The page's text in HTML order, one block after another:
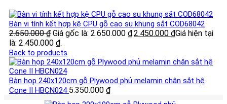
Bàn vi tính kết hợp kệ CPU gỗ cao su khung sắt COD68042
2.650.000₫ Giá gốc là: 2.650.000 ₫.2.450.000 ₫Giá hiện tại
là: 2.450.000 ₫.
Back to products
Bàn họp 240x120cm gỗ Plywood phủ melamin chân sắt hệ
Cone II HBCN024 5.350.000 ₫